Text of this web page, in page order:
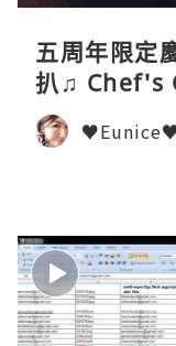
五周年限定
扒♫ Chef's